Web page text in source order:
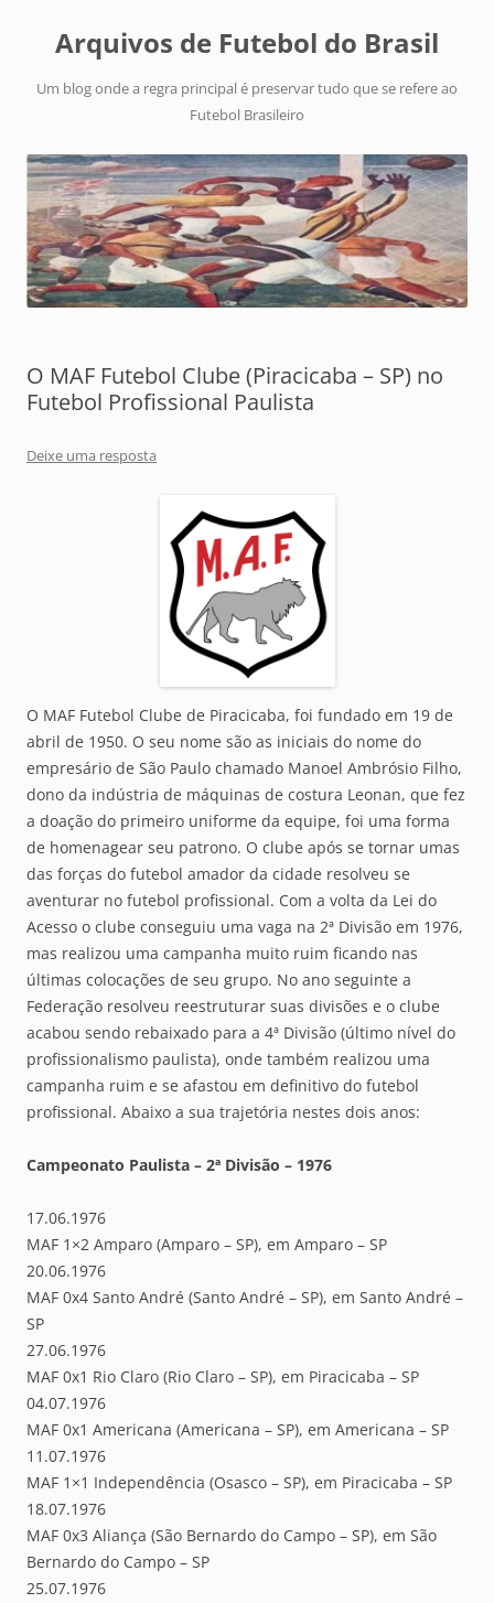
Arquivos de Futebol do Brasil
Um blog onde a regra principal é preservar tudo que se refere ao
Futebol Brasileiro
O MAF Futebol Clube (Piracicaba – SP) no
Futebol Profissional Paulista
Deixe uma resposta
O MAF Futebol Clube de Piracicaba, foi fundado em 19 de
abril de 1950. O seu nome são as iniciais do nome do
empresário de São Paulo chamado Manoel Ambrósio Filho,
dono da indústria de máquinas de costura Leonan, que fez
a doação do primeiro uniforme da equipe, foi uma forma
de homenagear seu patrono. O clube após se tornar umas
das forças do futebol amador da cidade resolveu se
aventurar no futebol profissional. Com a volta da Lei do
Acesso o clube conseguiu uma vaga na 2ª Divisão em 1976,
mas realizou uma campanha muito ruim ficando nas
últimas colocações de seu grupo. No ano seguinte a
Federação resolveu reestruturar suas divisões e o clube
acabou sendo rebaixado para a 4ª Divisão (último nível do
profissionalismo paulista), onde também realizou uma
campanha ruim e se afastou em definitivo do futebol
profissional. Abaixo a sua trajetória nestes dois anos:
Campeonato Paulista – 2ª Divisão – 1976
17.06.1976
MAF 1×2 Amparo (Amparo – SP), em Amparo – SP
20.06.1976
MAF 0x4 Santo André (Santo André – SP), em Santo André –
SP
27.06.1976
MAF 0x1 Rio Claro (Rio Claro – SP), em Piracicaba – SP
04.07.1976
MAF 0x1 Americana (Americana – SP), em Americana – SP
11.07.1976
MAF 1×1 Independência (Osasco – SP), em Piracicaba – SP
18.07.1976
MAF 0x3 Aliança (São Bernardo do Campo – SP), em São
Bernardo do Campo – SP
25.07.1976